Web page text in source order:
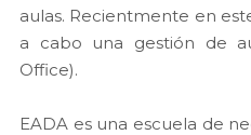
aulas. Recientmente en
a cabo una gestión de
Office).
EADA es una escuela de